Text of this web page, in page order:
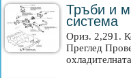
Тръби и
система
Ориз. 2,291.
Преглед